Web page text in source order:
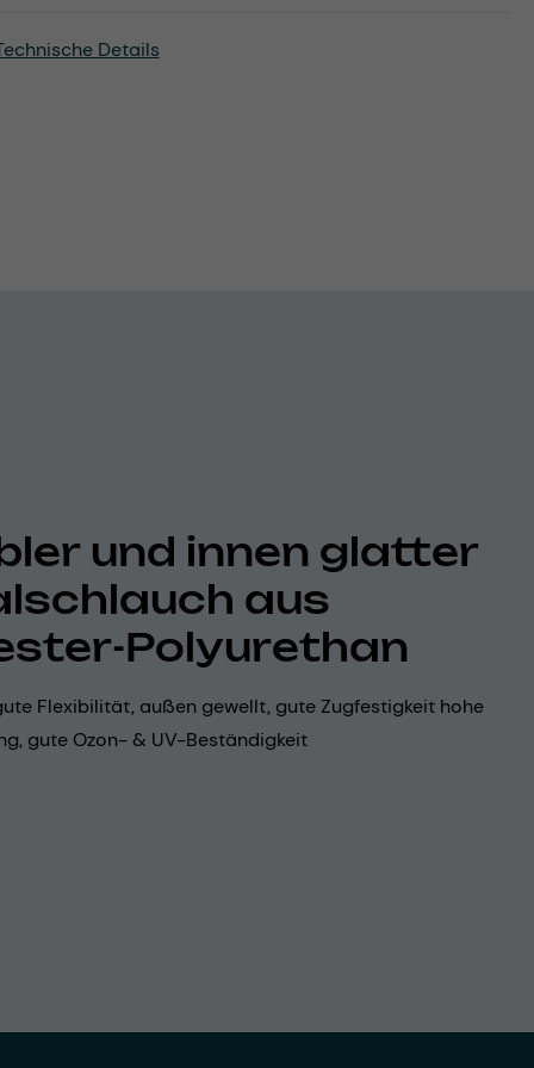
Details
und innen glatter
aus
Polyurethan
Flexibilität, außen gewellt, gute Zugfestigkeit hohe
gute Ozon- & UV-Beständigkeit